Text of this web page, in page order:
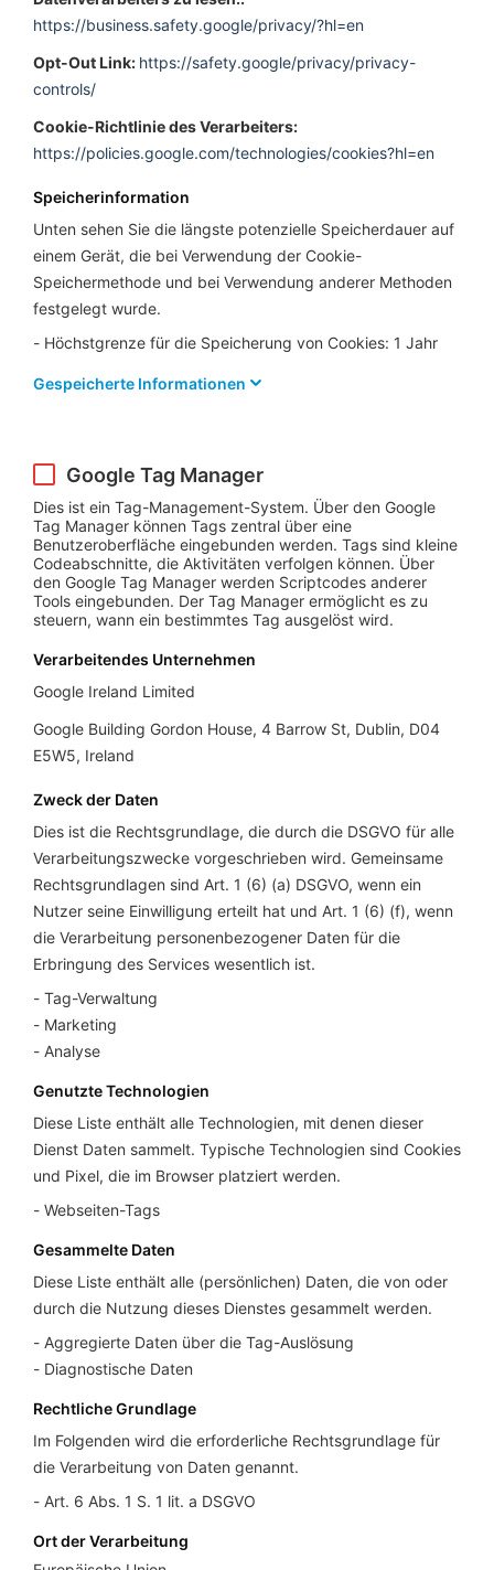
https://business.safety.google/privacy/?hl=en
Opt-Out Link: https://safety.google/privacy/privacy-
controls/
Cookie-Richtlinie des Verarbeiters:
https://policies.google.com/technologies/cookies?hl=en
Speicherinformation
Unten sehen Sie die längste potenzielle Speicherdauer auf
einem Gerät, die bei Verwendung der Cookie-
Speichermethode und bei Verwendung anderer Methoden
festgelegt wurde.
Höchstgrenze für die Speicherung von Cookies: 1 Jahr
Gespeicherte Informationen
Google Tag Manager
Dies ist ein Tag-Management-System. Über den Google
Tag Manager können Tags zentral über eine
Benutzeroberfläche eingebunden werden. Tags sind kleine
Codeabschnitte, die Aktivitäten verfolgen können. Über
den Google Tag Manager werden Scriptcodes anderer
Tools eingebunden. Der Tag Manager ermöglicht es zu
steuern, wann ein bestimmtes Tag ausgelöst wird.
Verarbeitendes Unternehmen
Google Ireland Limited
Google Building Gordon House, 4 Barrow St, Dublin, D04
E5W5, Ireland
Zweck der Daten
Dies ist die Rechtsgrundlage, die durch die DSGVO für alle
Verarbeitungszwecke vorgeschrieben wird. Gemeinsame
Rechtsgrundlagen sind Art. 1 (6) (a) DSGVO, wenn ein
Nutzer seine Einwilligung erteilt hat und Art. 1 (6) (f), wenn
die Verarbeitung personenbezogener Daten für die
Erbringung des Services wesentlich ist.
Tag-Verwaltung
Marketing
Analyse
Genutzte Technologien
Diese Liste enthält alle Technologien, mit denen dieser
Dienst Daten sammelt. Typische Technologien sind Cookies
und Pixel, die im Browser platziert werden.
Webseiten-Tags
Gesammelte Daten
Diese Liste enthält alle (persönlichen) Daten, die von oder
durch die Nutzung dieses Dienstes gesammelt werden.
Aggregierte Daten über die Tag-Auslösung
Diagnostische Daten
Rechtliche Grundlage
Im Folgenden wird die erforderliche Rechtsgrundlage für
die Verarbeitung von Daten genannt.
Art. 6 Abs. 1 S. 1 lit. a DSGVO
Ort der Verarbeitung